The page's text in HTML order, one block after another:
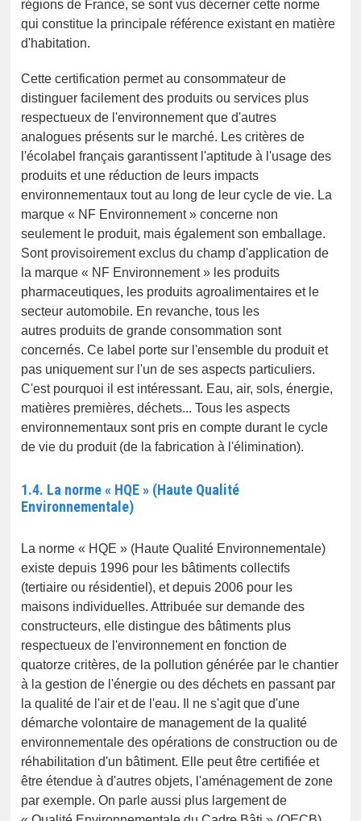
régions de France, se sont vus décerner cette norme
qui constitue la principale référence existant en matière
d'habitation.
Cette certification permet au consommateur de
distinguer facilement des produits ou services plus
respectueux de l'environnement que d'autres
analogues présents sur le marché. Les critères de
l'écolabel français garantissent l'aptitude à l'usage des
produits et une réduction de leurs impacts
environnementaux tout au long de leur cycle de vie. La
marque « NF Environnement » concerne non
seulement le produit, mais également son emballage.
Sont provisoirement exclus du champ d'application de
la marque « NF Environnement » les produits
pharmaceutiques, les produits agroalimentaires et le
secteur automobile. En revanche, tous les
autres produits de grande consommation sont
concernés. Ce label porte sur l'ensemble du produit et
pas uniquement sur l'un de ses aspects particuliers.
C'est pourquoi il est intéressant. Eau, air, sols, énergie,
matières premières, déchets... Tous les aspects
environnementaux sont pris en compte durant le cycle
de vie du produit (de la fabrication à l'élimination).
1.4. La norme « HQE » (Haute Qualité
Environnementale)
La norme « HQE » (Haute Qualité Environnementale)
existe depuis 1996 pour les bâtiments collectifs
(tertiaire ou résidentiel), et depuis 2006 pour les
maisons individuelles. Attribuée sur demande des
constructeurs, elle distingue des bâtiments plus
respectueux de l'environnement en fonction de
quatorze critères, de la pollution générée par le chantier
à la gestion de l'énergie ou des déchets en passant par
la qualité de l'air et de l'eau. Il ne s'agit que d'une
démarche volontaire de management de la qualité
environnementale des opérations de construction ou de
réhabilitation d'un bâtiment. Elle peut être certifiée et
être étendue à d'autres objets, l'aménagement de zone
par exemple. On parle aussi plus largement de